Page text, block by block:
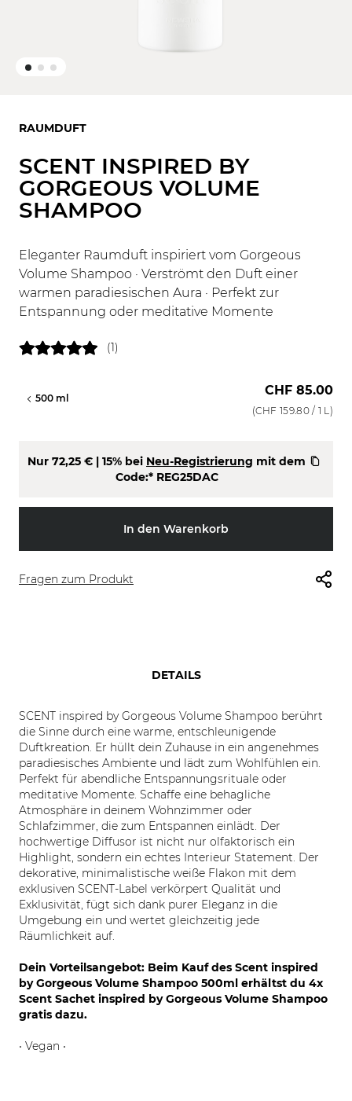
RAUMDUFT
SCENT INSPIRED BY
GORGEOUS VOLUME
SHAMPOO
Eleganter Raumduft inspiriert vom Gorgeous
Volume Shampoo · Verströmt den Duft einer
warmen paradiesischen Aura · Perfekt zur
Entspannung oder meditative Momente
(1)
500 ml
CHF 85.00
(CHF 159.80/ 1 L)
Nur 72,25 € | 15% bei Neu-Registrierung mit dem
Code:* REG25DAC
In den Warenkorb
Fragen zum Produkt
DETAILS
SCENT inspired by Gorgeous Volume Shampoo berührt
die Sinne durch eine warme, entschleunigende
Duftkreation. Er hüllt dein Zuhause in ein angenehmes
paradiesisches Ambiente und lädt zum Wohlfühlen ein.
Perfekt für abendliche Entspannungsrituale oder
meditative Momente. Schaffe eine behagliche
Atmosphäre in deinem Wohnzimmer oder
Schlafzimmer, die zum Entspannen einlädt. Der
hochwertige Diffusor ist nicht nur olfaktorisch ein
Highlight, sondern ein echtes Interieur Statement. Der
dekorative, minimalistische weiße Flakon mit dem
exklusiven SCENT-Label verkörpert Qualität und
Exklusivität, fügt sich dank purer Eleganz in die
Umgebung ein und wertet gleichzeitig jede
Räumlichkeit auf.
Dein Vorteilsangebot: Beim Kauf des Scent inspired
by Gorgeous Volume Shampoo 500ml erhältst du 4x
Scent Sachet inspired by Gorgeous Volume Shampoo
gratis dazu.
• Vegan •